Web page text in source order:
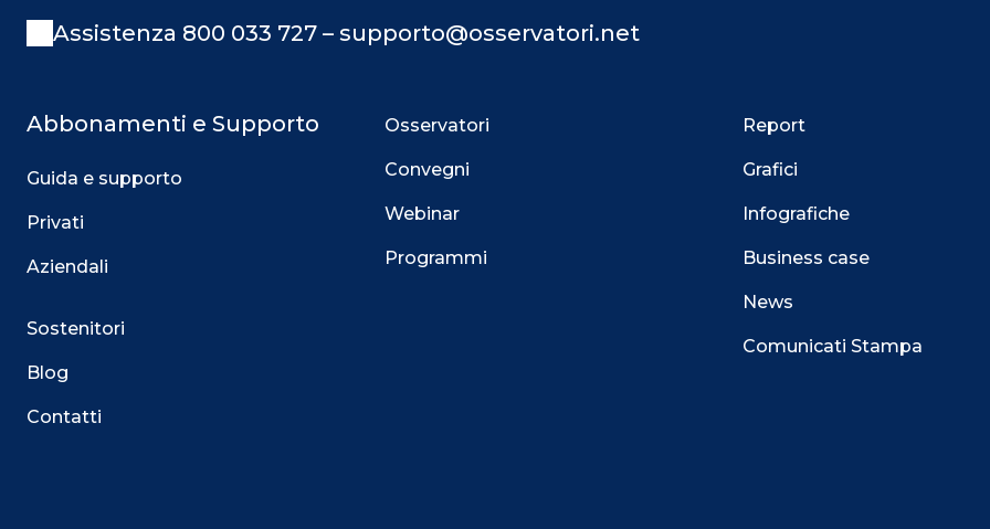
Assistenza 800 033 727 – supporto@osservatori.net
Abbonamenti e Supporto
Guida e supporto
Privati
Aziendali
Sostenitori
Blog
Contatti
Osservatori
Convegni
Webinar
Programmi
Report
Grafici
Infografiche
Business case
News
Comunicati Stampa